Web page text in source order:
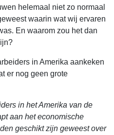
helemaal niet zo normaal
waarin wat wij ervaren
En waarom zou het dan
in Amerika aankeken
er nog geen grote
in het Amerika van de
aan het economische
geschikt zijn geweest over